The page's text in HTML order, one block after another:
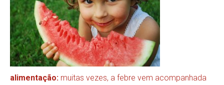
alimentação: muitas vezes, a febre vem acompanhada